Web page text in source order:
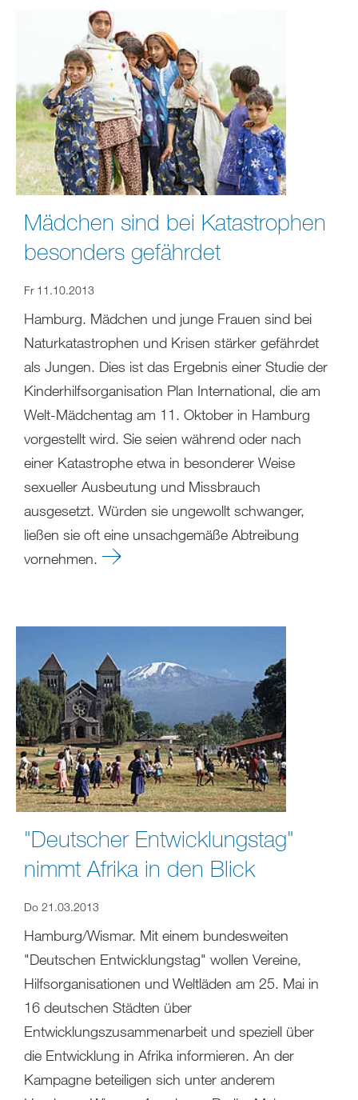
Mädchen sind bei Katastrophen
besonders gefährdet
Fr 11.10.2013
Hamburg. Mädchen und junge Frauen sind bei
Naturkatastrophen und Krisen stärker gefährdet
als Jungen. Dies ist das Ergebnis einer Studie der
Kinderhilfsorganisation Plan International, die am
Welt-Mädchentag am 11. Oktober in Hamburg
vorgestellt wird. Sie seien während oder nach
einer Katastrophe etwa in besonderer Weise
sexueller Ausbeutung und Missbrauch
ausgesetzt. Würden sie ungewollt schwanger,
ließen sie oft eine unsachgemäße Abtreibung
vornehmen.
"Deutscher Entwicklungstag"
nimmt Afrika in den Blick
Do 21.03.2013
Hamburg/Wismar. Mit einem bundesweiten
"Deutschen Entwicklungstag" wollen Vereine,
Hilfsorganisationen und Weltläden am 25. Mai in
16 deutschen Städten über
Entwicklungszusammenarbeit und speziell über
die Entwicklung in Afrika informieren. An der
Kampagne beteiligen sich unter anderem